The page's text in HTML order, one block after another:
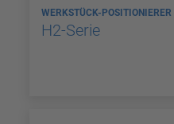
WERKSTÜCK-POSITIONIERER
H2-Serie